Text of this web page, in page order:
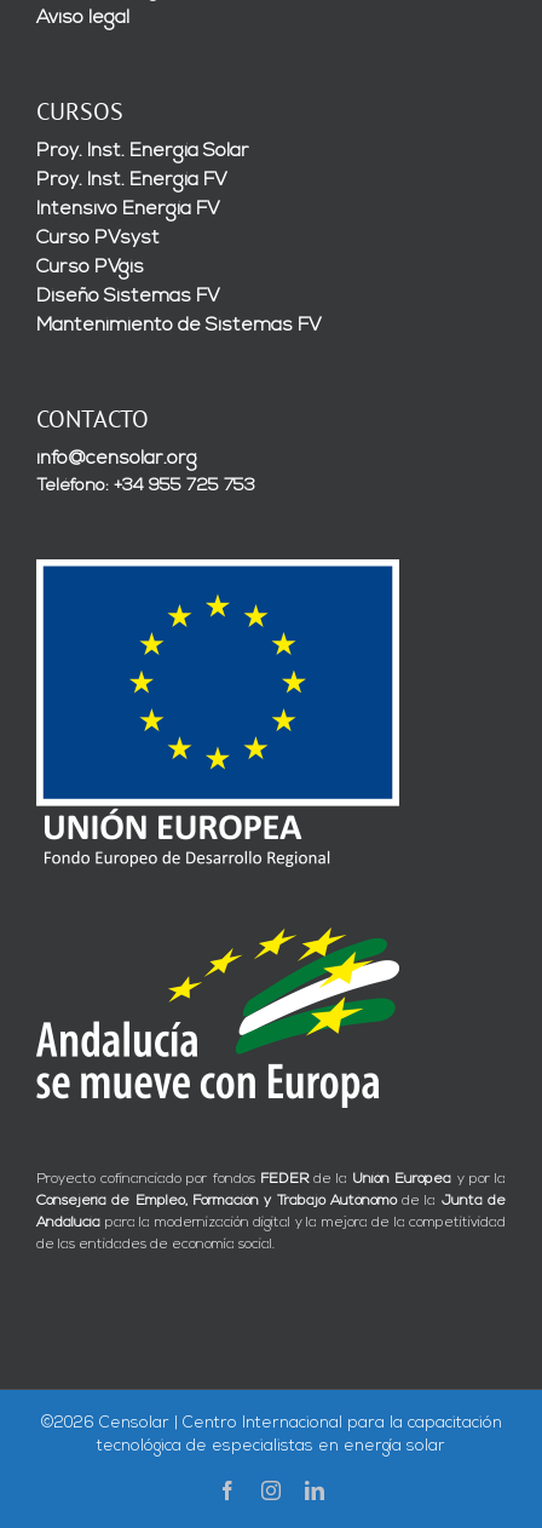
Aviso legal
CURSOS
Proy. Inst. Energía Solar
Proy. Inst. Energía FV
Intensivo Energía FV
Curso PVsyst
Curso PVgis
Diseño Sistemas FV
Mantenimiento de Sistemas FV
CONTACTO
info@censolar.org
Teléfono: +34 955 725 753
Proyecto cofinanciado por fondos FEDERde la Unión Europea y por la
Consejería de Empleo, Formación y Trabajo Autónomode la Junta de
Andalucía para la modernización digital y la mejora de la competitividad
de las entidades de economía social.
©2026 Censolar | Centro Internacional para la capacitación
tecnológica de especialistas en energía solar
FacebookInstagramLinkedIn